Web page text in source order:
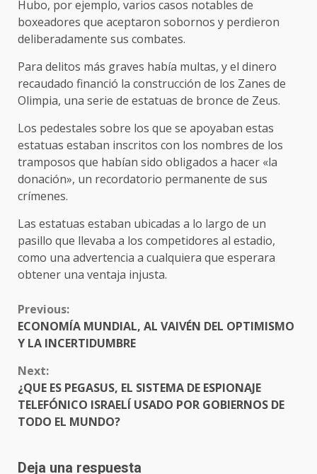
Hubo, por ejemplo, varios casos notables de
boxeadores que aceptaron sobornos y perdieron
deliberadamente sus combates.
Para delitos más graves había multas, y el dinero
recaudado financió la construcción de los Zanes de
Olimpia, una serie de estatuas de bronce de Zeus.
Los pedestales sobre los que se apoyaban estas
estatuas estaban inscritos con los nombres de los
tramposos que habían sido obligados a hacer «la
donación», un recordatorio permanente de sus
crímenes.
Las estatuas estaban ubicadas a lo largo de un
pasillo que llevaba a los competidores al estadio,
como una advertencia a cualquiera que esperara
obtener una ventaja injusta.
CONTINUE
READING
Previous:
ECONOMÍA MUNDIAL, AL VAIVÉN DEL OPTIMISMO
Y LA INCERTIDUMBRE
Next:
¿QUE ES PEGASUS, EL SISTEMA DE ESPIONAJE
TELEFÓNICO ISRAELÍ USADO POR GOBIERNOS DE
TODO EL MUNDO?
Deja una respuesta